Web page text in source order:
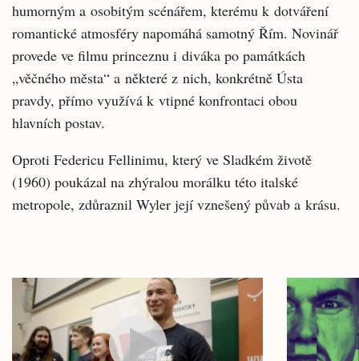
humorným a osobitým scénářem, kterému k dotváření
romantické atmosféry napomáhá samotný Řím. Novinář
provede ve filmu princeznu i diváka po památkách
„věčného města“ a některé z nich, konkrétně Ústa
pravdy, přímo využívá k vtipné konfrontaci obou
hlavních postav.
Oproti Federicu Fellinimu, který ve Sladkém životě
(1960) poukázal na zhýralou morálku této italské
metropole, zdůraznil Wyler její vznešený půvab a krásu.
Související
články